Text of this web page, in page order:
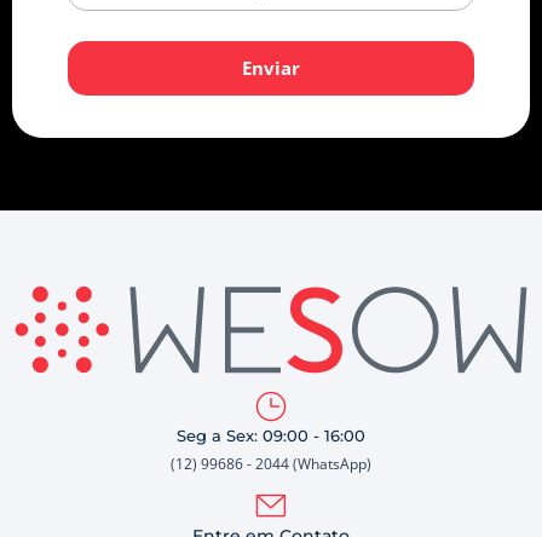
Enviar
Seg a Sex: 09:00 - 16:00
(12) 99686 - 2044 (WhatsApp)